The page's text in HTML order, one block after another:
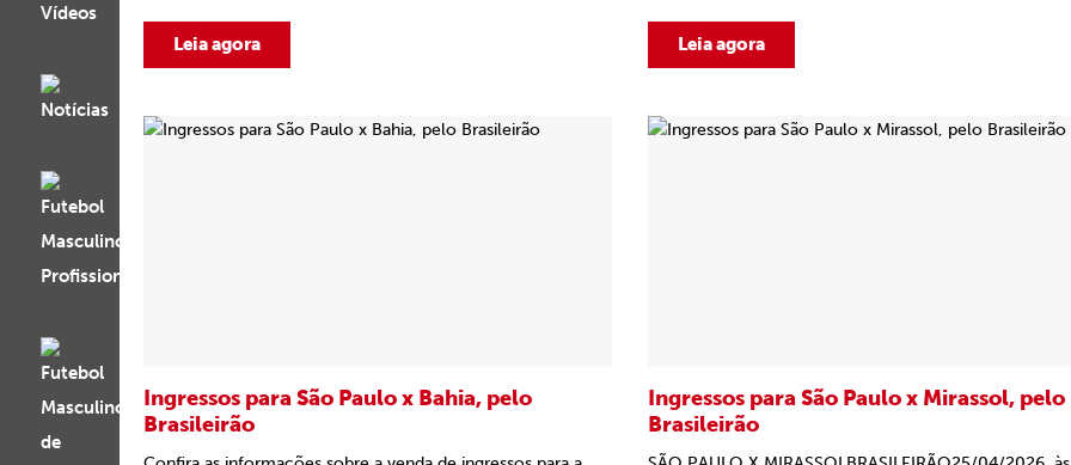
Leia agora Leia agora
Ingressos para São Paulo x Bahia, pelo
Brasileirão
Ingressos para São Paulo x Mirassol, pelo
Brasileirão